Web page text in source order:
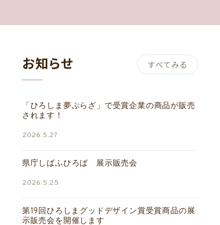
お知らせ すべてみる
「ひろしま夢ぷらざ」で受賞企業の商品が販売
されます！
2026.5.27
県庁しばふひろば 展示販売会
2026.5.25
第19回ひろしまグッドデザイン賞受賞商品の展
示販売会を開催します